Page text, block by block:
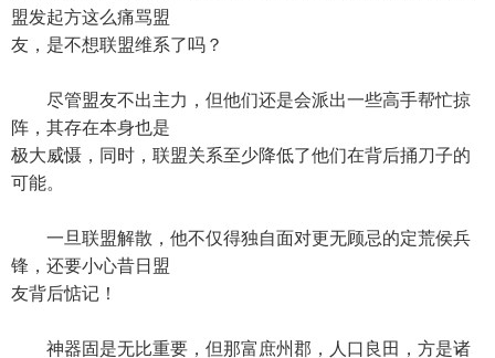
盟发起方这么痛骂盟
友，是不想联盟维系了吗？
尽管盟友不出主力，但他们还是会派出一些高手帮忙掠
阵，其存在本身也是
极大威慑，同时，联盟关系至少降低了他们在背后捅刀子的
可能。
一旦联盟解散，他不仅得独自面对更无顾忌的定荒侯兵
锋，还要小心昔日盟
友背后惦记！
神器固是无比重要，但那富庶州郡，人口良田，方是诸